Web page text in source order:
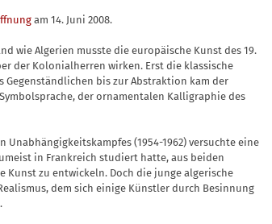
am 14. Juni 2008.
wie Algerien musste die europäische Kunst des 19.
der Kolonialherren wirken. Erst die klassische
Gegenständlichen bis zur Abstraktion kam der
der ornamentalen Kalligraphie des
Unabhängigkeitskampfes (1954-1962) versuchte eine
in Frankreich studiert hatte, aus beiden
Kunst zu entwickeln. Doch die junge algerische
dem sich einige Künstler durch Besinnung